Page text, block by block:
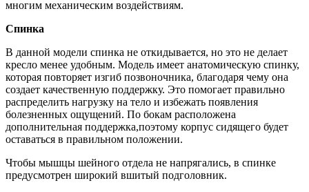
многим механическим воздействиям.
Спинка
В данной модели спинка не откидывается, но это не делает
кресло менее удобным. Модель имеет анатомическую спинку,
которая повторяет изгиб позвоночника, благодаря чему она
создает качественную поддержку. Это помогает правильно
распределить нагрузку на тело и избежать появления
болезненных ощущений. По бокам расположена
дополнительная поддержка,поэтому корпус сидящего будет
оставаться в правильном положении.
Чтобы мышцы шейного отдела не напрягались, в спинке
предусмотрен широкий вшитый подголовник.